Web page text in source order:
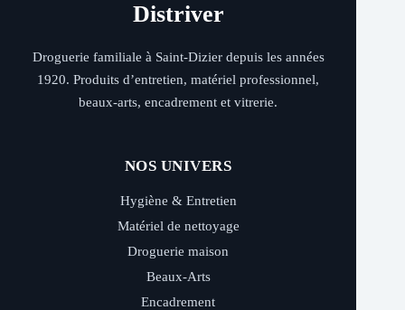
Distriver
Droguerie familiale à Saint-Dizier depuis les années
1920. Produits d’entretien, matériel professionnel,
beaux-arts, encadrement et vitrerie.
NOS UNIVERS
Hygiène & Entretien
Matériel de nettoyage
Droguerie maison
Beaux-Arts
Encadrement